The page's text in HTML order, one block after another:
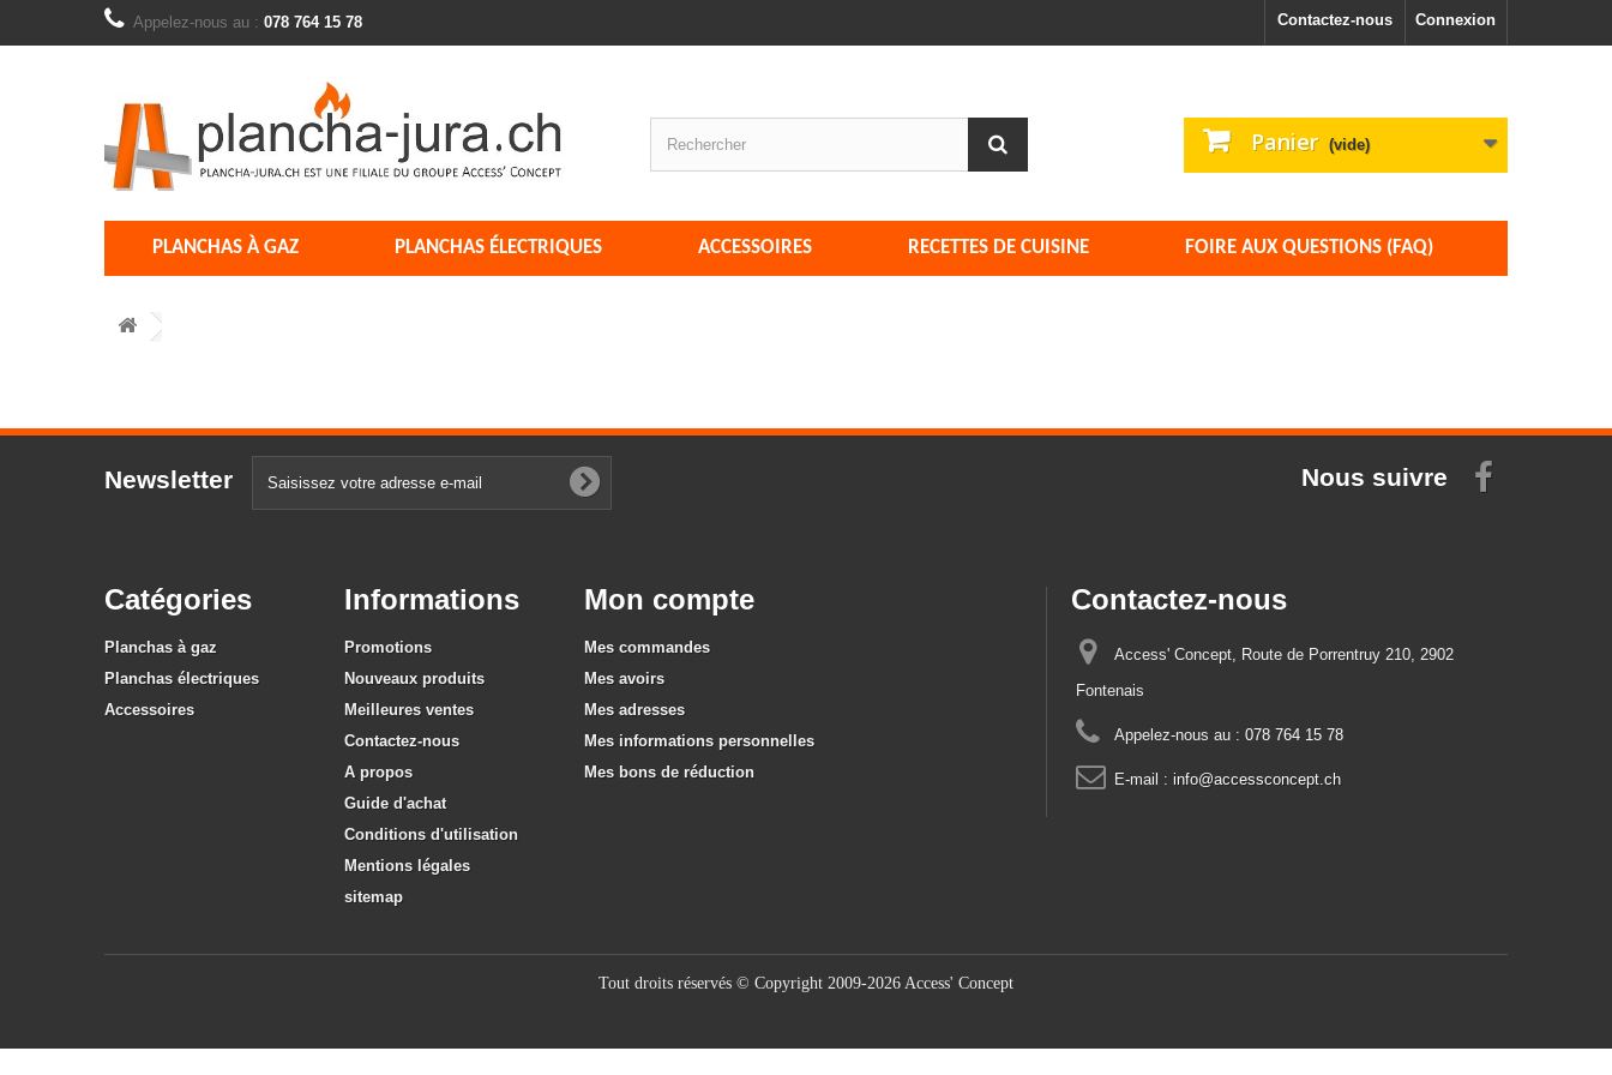
Connexion
Contactez-nous
Appelez-nous au : 078 764 15 78
Panier (vide)
PLANCHAS À GAZ PLANCHAS ÉLECTRIQUES ACCESSOIRES RECETTES DE CUISINE FOIRE AUX QUESTIONS (FAQ)
Newsletter Nous suivre
Catégories
Planchas à gaz
Planchas électriques
Accessoires
Informations
Promotions
Nouveaux produits
Meilleures ventes
Contactez-nous
A propos
Guide d'achat
Conditions d'utilisation
Mentions légales
sitemap
Tout droits réservés © Copyright 2009-2026 Access' Concept
Mon compte
Mes commandes
Mes avoirs
Mes adresses
Mes informations personnelles
Mes bons de réduction
Contactez-nous
Access' Concept, Route de Porrentruy 210, 2902
Fontenais
Appelez-nous au : 078 764 15 78
E-mail : info@accessconcept.ch